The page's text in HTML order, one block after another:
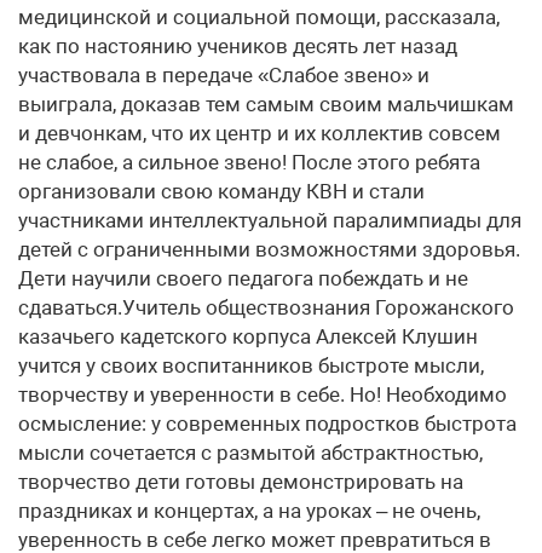
медицинской и социальной помощи, рассказала,
как по настоянию учеников десять лет назад
участвовала в передаче «Слабое звено» и
выиграла, доказав тем самым своим мальчишкам
и девчонкам, что их центр и их коллектив совсем
не слабое, а сильное звено! После этого ребята
организовали свою команду КВН и стали
участниками интеллектуальной паралимпиады для
детей с ограниченными возможностями здоровья.
Дети научили своего педагога побеждать и не
сдаваться.Учитель обществознания Горожанского
казачьего кадетского корпуса Алексей Клушин
учится у своих воспитанников быстроте мысли,
творчеству и уверенности в себе. Но! Необходимо
осмысление: у современных подростков быстрота
мысли сочетается с размытой абстрактностью,
творчество дети готовы демонстрировать на
праздниках и концертах, а на уроках – не очень,
уверенность в себе легко может превратиться в